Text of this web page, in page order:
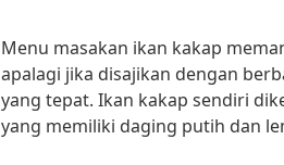
Menu masakan ikan kakap
apalagi jika disajikan dengan
yang tepat. Ikan kakap sendiri
yang memiliki daging putih dan